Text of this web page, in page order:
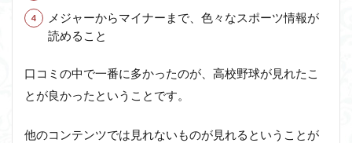
メジャーからマイナーまで、色々なスポーツ情報が
読めること
口コミの中で一番に多かったのが、高校野球が見れたこ
とが良かったということです。
他のコンテンツでは見れないものが見れるということが